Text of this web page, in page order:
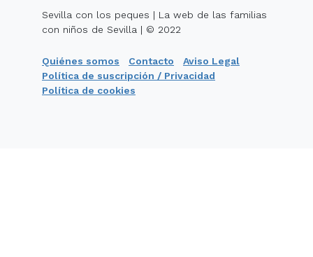
Sevilla con los peques | La web de las familias
con niños de Sevilla | © 2022
Quiénes somos Contacto
Aviso Legal
Política de suscripción / Privacidad
Política de cookies